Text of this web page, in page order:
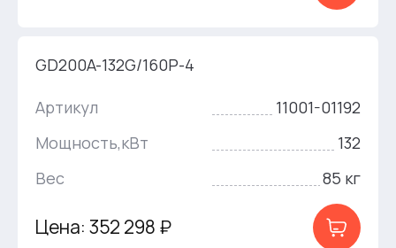
GD200A-132G/160P-4
Артикул
11001-01192
Мощность,кВт
132
Вес
85 кг
Цена: 352 298 ₽